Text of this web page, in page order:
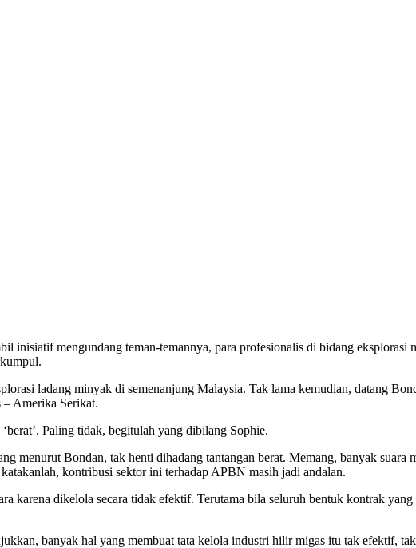
mengundang teman-temannya, para profesionalis di bidang eksplorasi
ladang minyak di semenanjung Malaysia. Tak lama kemudian, datang
Amerika Serikat.
Paling tidak, begitulah yang dibilang Sophie.
menurut Bondan, tak henti dihadang tantangan berat. Memang, banyak
kontribusi sektor ini terhadap APBN masih jadi andalan.
karena dikelola secara tidak efektif. Terutama bila seluruh bentuk kontrak
banyak hal yang membuat tata kelola industri hilir migas itu tak efektif,